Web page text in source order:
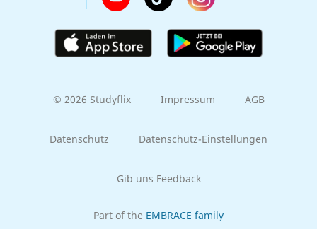
© 2026 Studyflix Impressum AGB
Datenschutz Datenschutz-Einstellungen
Gib uns Feedback
Part of the EMBRACE family